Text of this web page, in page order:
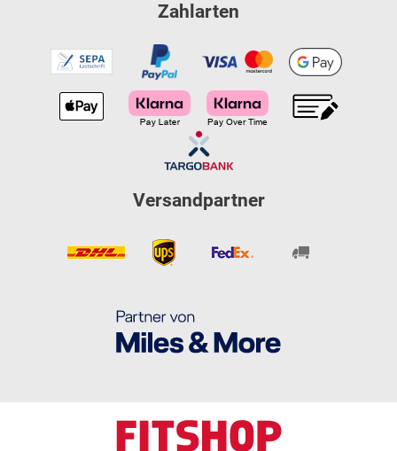
Zahlarten
Versandpartner